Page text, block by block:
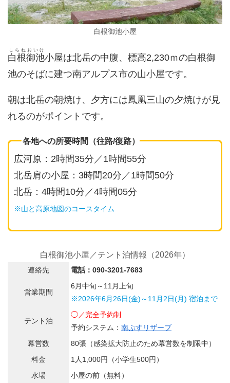
白根御池小屋
白根御池
しらねおいけ
小屋は北岳の中腹、標高2,230ｍの白根御
池のそばに建つ南アルプス市の山小屋です。
朝は北岳の朝焼け、夕方には鳳凰三山の夕焼けが見
れるのがポイントです。
各地への所要時間（往路/復路）
広河原：2時間35分／1時間55分
北岳肩の小屋：3時間20分／1時間50分
北岳：4時間10分／4時間05分
※山と高原地図のコースタイム
白根御池小屋／テント泊情報（2026年）
連絡先 電話：090-3201-7683
営業期間
6月中旬～11月上旬
※2026年6月26日(金)～11月2日(月) 宿泊まで
テント泊
◯／完全予約制
予約システム： 南ぷすリザーブ
幕営数
80張（感染拡大防止のため幕営数を制限中）
料金
1人1,000円（小学生500円）
水場
小屋の前（無料）